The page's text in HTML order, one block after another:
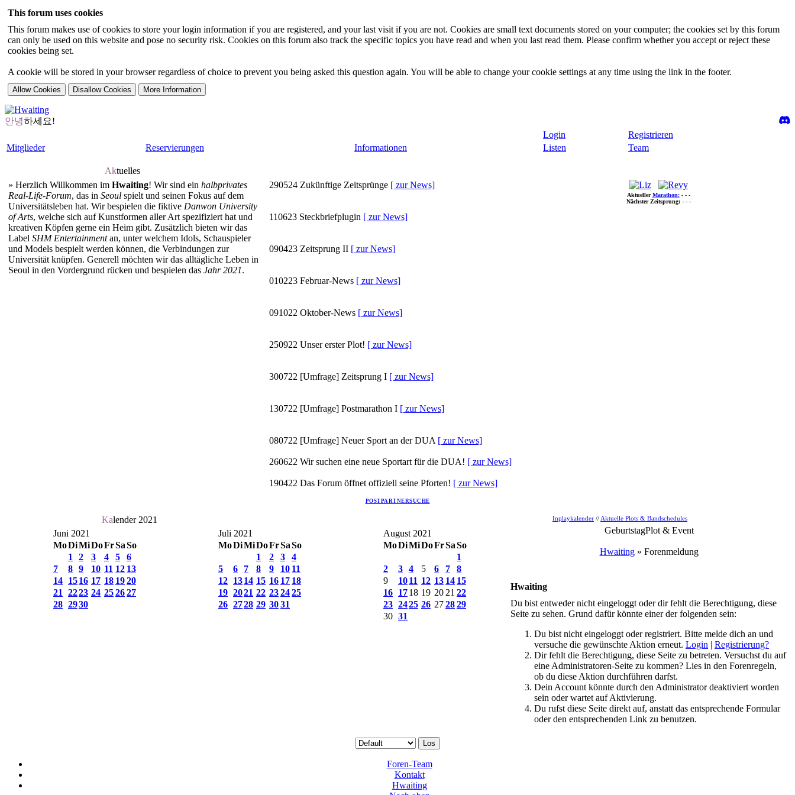
This forum uses cookies
This forum makes use of cookies to store your login information if you are registered, and your last visit if you are not. Cookies are small text documents stored on your computer; the cookies set by this forum
can only be used on this website and pose no security risk. Cookies on this forum also track the specific topics you have read and when you last read them. Please confirm whether you accept or reject these
cookies being set.
A cookie will be stored in your browser regardless of choice to prevent you being asked this question again. You will be able to change your cookie settings at any time using the link in the footer.
안녕하세요!
Login
Registrieren
Mitglieder
Reservierungen Informationen Listen Team
Aktuelles
» Herzlich Willkommen im Hwaiting! Wir sind ein halbprivates
Real-Life-Forum, das in Seoul spielt und seinen Fokus auf dem
Universitätsleben hat. Wir bespielen die fiktive Danwon University
of Arts, welche sich auf Kunstformen aller Art spezifiziert hat und
kreativen Köpfen gerne ein Heim gibt. Zusätzlich bieten wir das
Label SHM Entertainmentan, unter welchem Idols, Schauspieler
und Models bespielt werden können, die Verbindungen zur
Universität knüpfen. Generell möchten wir das alltägliche Leben in
Seoul in den Vordergrund rücken und bespielen das Jahr 2021.
290524 Zukünftige Zeitsprünge [ zur News]
110623 Steckbriefplugin [ zur News]
090423 Zeitsprung II [ zur News]
010223 Februar-News [ zur News]
091022 Oktober-News [ zur News]
250922 Unser erster Plot! [ zur News]
300722 [Umfrage] Zeitsprung I [ zur News]
130722 [Umfrage] Postmarathon I [ zur News]
080722 [Umfrage] Neuer Sport an der DUA [ zur News]
260622 Wir suchen eine neue Sportart für die DUA! [ zur News]
190422 Das Forum öffnet offiziell seine Pforten! [ zur News]
AktuellerMarathon:- - -
Nächster Zeitsprung:- - -
POSTPARTNERSUCHE
Kalender 2021 Inplaykalender // Aktuelle Plots & Bandschedules
Juni 2021
MoDiMiDoFrSaSo
1
2 3 4 5
6
7
8 9 10 11 12 13
14 1516 17 18 1920
21
2223 24 252627
28 2930
Juli 2021
MoDiMiDoFrSaSo
1
2 3
4
5
6 7 8 9 10 11
12 1314 15 16 17 18
19 2021 22 232425
26 2728 29 3031
August 2021
MoDiMiDoFrSaSo
1
2
3 4 5 6 7
8
9
1011 12 13 14 15
16 1718 19 20 21 22
23 2425 26 272829
30 31
GeburtstagPlot & Event
Hwaiting » Forenmeldung
Hwaiting
Du bist entweder nicht eingeloggt oder dir fehlt die Berechtigung, diese
Seite zu sehen. Grund dafür könnte einer der folgenden sein:
Du bist nicht eingeloggt oder registriert. Bitte melde dich an und
versuche die gewünschte Aktion erneut. Login | Registrierung?
Dir fehlt die Berechtigung, diese Seite zu betreten. Versuchst du auf
eine Administratoren-Seite zu kommen? Lies in den Forenregeln,
ob du diese Aktion durchführen darfst.
Dein Account könnte durch den Administrator deaktiviert worden
sein oder wartet auf Aktivierung.
Du rufst diese Seite direkt auf, anstatt das entsprechende Formular
oder den entsprechenden Link zu benutzen.
Foren-Team
Kontakt
Hwaiting